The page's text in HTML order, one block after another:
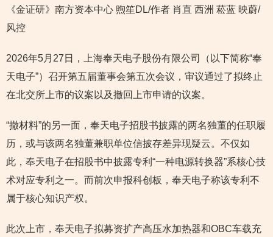
《金证研》南方资本中心 煦笙DL/作者 肖直 西洲 菘蓝 映蔚/
风控
2026年5月27日，上海奉天电子股份有限公司（以下简称“奉
天电子”）召开第五届董事会第五次会议，审议通过了拟终止
在北交所上市的议案以及撤回上市申请的议案。
“撤材料”的另一面，奉天电子招股书披露的两名独董的任职履
历，或与该两名独董兼职单位信披存差异现疑云。不仅如
此，奉天电子在招股书中披露专利“一种电源转换器”系核心技
术对应专利之一。而前次申报科创板，奉天电子称该专利不
属于核心知识产权。
此次上市，奉天电子拟募资扩产高压水加热器和OBC车载充